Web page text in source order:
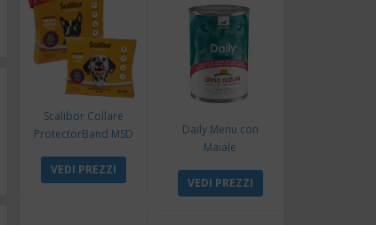
Scalibor Collare
ProtectorBand MSD
VEDI PREZZI
Daily Menu con
Maiale
VEDI PREZZI